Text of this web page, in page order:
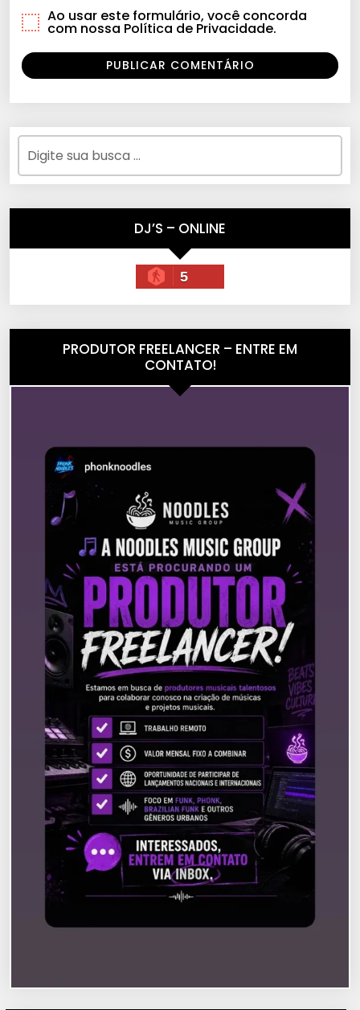
Ao usar este formulário, você concorda
com nossa Política de Privacidade.
DJ’S – ONLINE
5
PRODUTOR FREELANCER – ENTRE EM
CONTATO!